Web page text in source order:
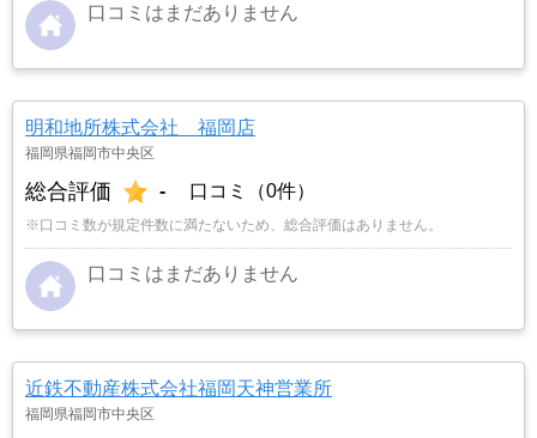
口コミはまだありません
明和地所株式会社 福岡店
福岡県福岡市中央区
総合評価 - 口コミ（0件）
※口コミ数が規定件数に満たないため、総合評価はありません。
口コミはまだありません
近鉄不動産株式会社福岡天神営業所
福岡県福岡市中央区